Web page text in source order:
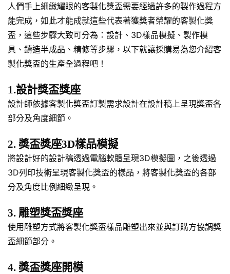
人們手上細緻耀眼的客製化獎盃需要經過許多的製作過程方
能完成，如此才能成就這些代表著獲獎者榮耀的客製化獎
盃，這些步驟大致可分為：設計、3D樣品模擬、製作模
具、鑄造半成品、精修等步驟，以下就讓採購易為您介紹客
製化獎盃的生產全過程吧！
1.設計獎盃獎座
設計師依據客製化獎盃訂製需求設計在設計稿上呈現獎盃各
部分及角度細節。
2. 獎盃獎座3D樣品模擬
將設計好的設計稿透過電腦軟體呈現3D模擬圖，之後透過
3D列印技術呈現客製化獎盃的樣品，將客製化獎盃的各部
分及角度比例細緻呈現。
3. 雕塑獎盃獎座
使用雕塑方式將客製化獎盃樣品雕塑出來並與訂購方協調獎
盃細節部分。
4. 獎盃獎座開模